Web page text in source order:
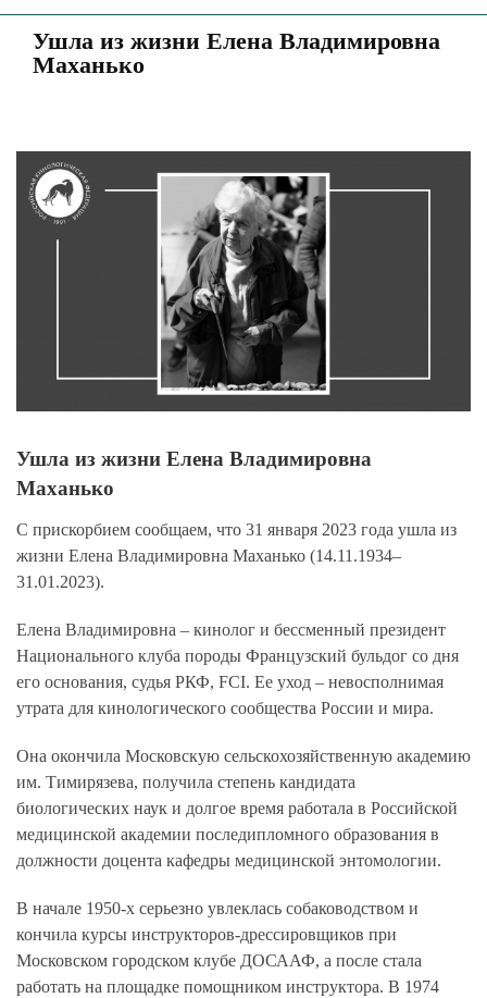
Ушла из жизни Елена Владимировна
Маханько
View
Larger
Image
Ушла из жизни Елена Владимировна
Маханько
С прискорбием сообщаем, что 31 января 2023 года ушла из
жизни Елена Владимировна Маханько (14.11.1934–
31.01.2023).
Елена Владимировна – кинолог и бессменный президент
Национального клуба породы Французский бульдог со дня
его основания, судья РКФ, FCI. Ее уход – невосполнимая
утрата для кинологического сообщества России и мира.
Она окончила Московскую сельскохозяйственную академию
им. Тимирязева, получила степень кандидата
биологических наук и долгое время работала в Российской
медицинской академии последипломного образования в
должности доцента кафедры медицинской энтомологии.
В начале 1950-х серьезно увлеклась собаководством и
кончила курсы инструкторов-дрессировщиков при
Московском городском клубе ДОСААФ, а после стала
работать на площадке помощником инструктора. В 1974